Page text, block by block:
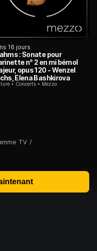
TV /
16 jours
: Sonate pour
n° 2 en mi bémol
opus 120 - Wenzel
Elena Bashkirova
Concerts Mezzo